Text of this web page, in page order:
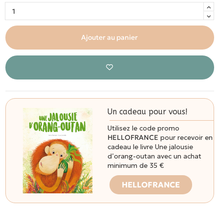
Ajouter au panier
Un cadeau pour vous!
Utilisez le code promo
HELLOFRANCE pour recevoir en
cadeau le livre Une jalousie
d’orang-outan avec un achat
minimum de 35 €
HELLOFRANCE